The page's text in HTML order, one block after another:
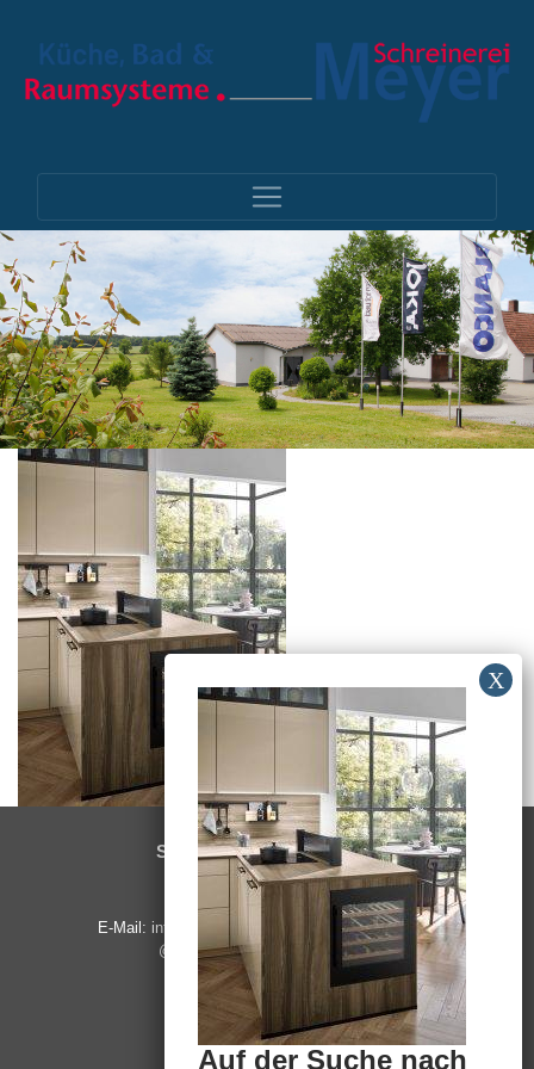
SCHREINEREI MEYER
Winkel 18
91572 Bechhofen
E-Mail: info@badundraumsysteme.de Instagram:
@kueche_badundraumsysteme
Tel. 09825 - 57 07
Fax. 09825 - 48 58
Auf der Suche nach